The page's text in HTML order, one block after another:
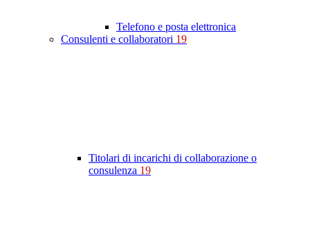
Telefono e posta elettronica
Consulenti e collaboratori 19
Titolari di incarichi di collaborazione o
consulenza 19